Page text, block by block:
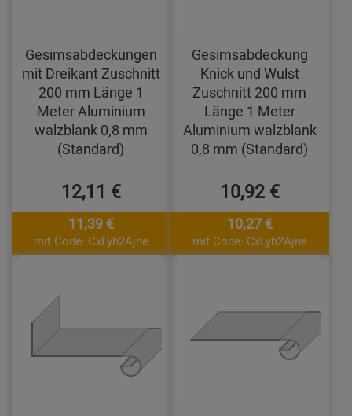
Gesimsabdeckungen
mit Dreikant Zuschnitt
200 mm Länge 1
Meter Aluminium
walzblank 0,8 mm
(Standard)
12,11 €
11,39 €
mit Code: CxLyh2Ajne
Gesimsabdeckung
Knick und Wulst
Zuschnitt 200 mm
Länge 1 Meter
Aluminium walzblank
0,8 mm (Standard)
10,92 €
10,27 €
mit Code: CxLyh2Ajne